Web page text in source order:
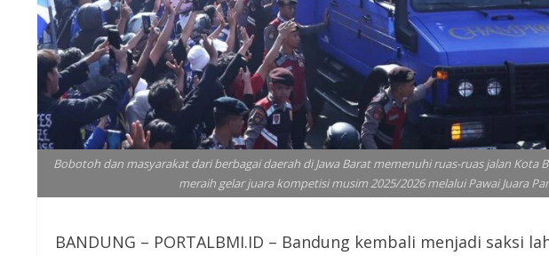
Bobotoh dan masyarakat dari berbagai daerah di Jawa Barat memenuhi ruas-ruas jalan Kota
meraih gelar juara kompetisi musim 2025/2026 melalui Pawai Juara
BANDUNG – PORTALBMI.ID – Bandung kembali menjadi saksi